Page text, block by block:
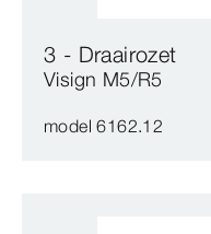
3 - Draairozet
Visign M5/R5
model 6162.12